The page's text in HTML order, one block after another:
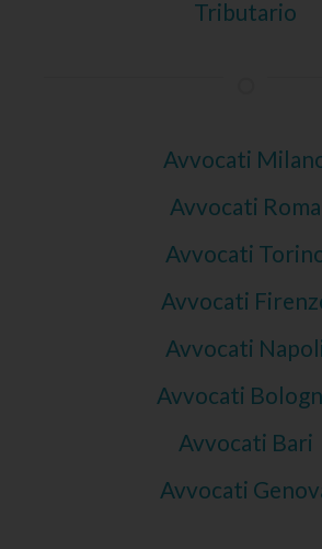
Tributario
Avvocati
Avvocati Roma
Avvocati
Avvocati
Avvocati
Avvocati
Avvocati Bari
Avvocati